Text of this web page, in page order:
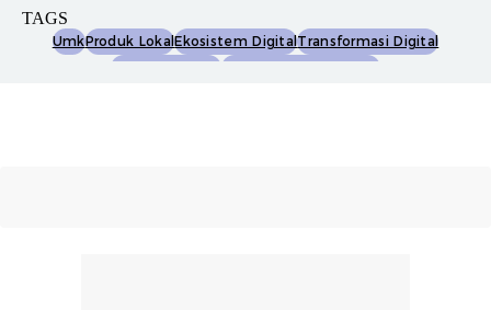
TAGS
UmkProduk LokalEkosistem DigitalTransformasi Digital